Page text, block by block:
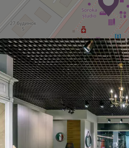
Questions
WRITE TO